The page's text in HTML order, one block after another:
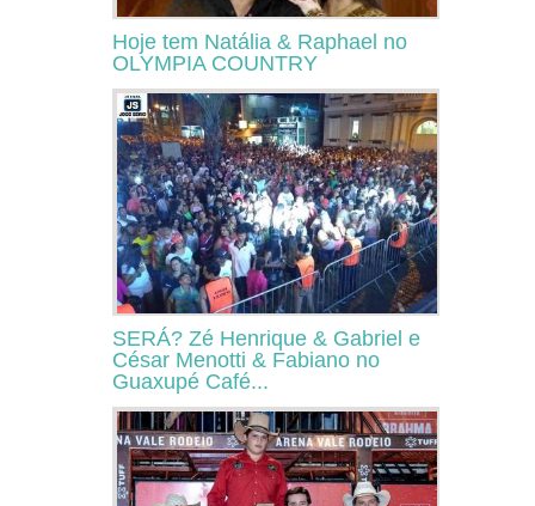
Hoje tem Natália & Raphael no
OLYMPIA COUNTRY
SERÁ? Zé Henrique & Gabriel e
César Menotti & Fabiano no
Guaxupé Café...